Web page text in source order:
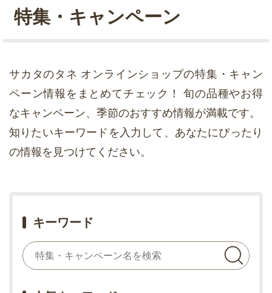
特集・キャンペーン
サカタのタネ オンラインショップの特集・キャン
ペーン情報をまとめてチェック！
旬の品種やお得
なキャンペーン、季節のおすすめ情報が満載です。
知りたいキーワードを入力して、あなたにぴったり
の情報を見つけてください。
キーワード